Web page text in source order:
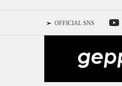
OFFICIAL SNS